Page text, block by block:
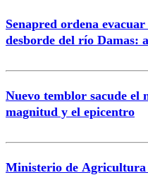
Correo
Senapred ordena
desborde del río Damas:
Nuevo temblor sacude el
magnitud y el epicentro
Ministerio de Agricultura